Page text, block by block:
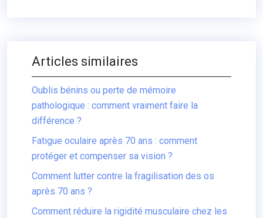
Articles similaires
Oublis bénins ou perte de mémoire
pathologique : comment vraiment faire la
différence ?
Fatigue oculaire après 70 ans : comment
protéger et compenser sa vision ?
Comment lutter contre la fragilisation des os
après 70 ans ?
Comment réduire la rigidité musculaire chez les